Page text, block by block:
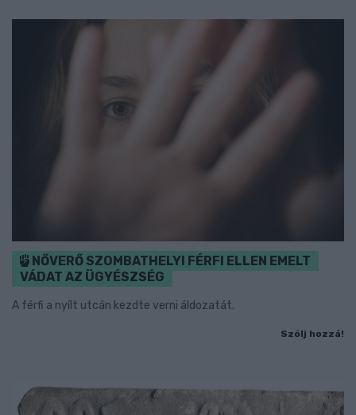
NŐVERŐ SZOMBATHELYI FÉRFI ELLEN EMELT
VÁDAT AZ ÜGYÉSZSÉG
A férfi a nyílt utcán kezdte verni áldozatát.
Szólj hozzá!